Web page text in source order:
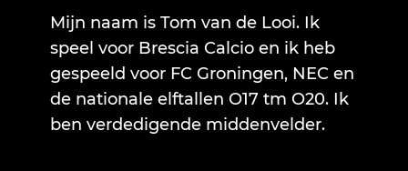
Mijn naam is Tom van de Looi. Ik
speel voor Brescia Calcio en ik heb
gespeeld voor FC Groningen, NEC en
de nationale elftallen O17 tm O20. Ik
ben verdedigende middenvelder.